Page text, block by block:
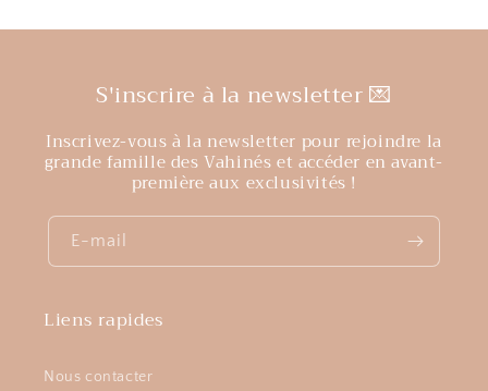
S'inscrire à la newsletter 💌
Inscrivez-vous à la newsletter pour rejoindre la
grande famille des Vahinés et accéder en avant-
première aux exclusivités !
E-mail
Liens rapides
Nous contacter